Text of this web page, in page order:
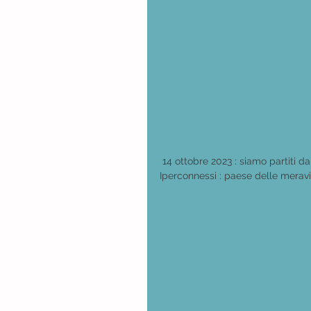
14 ottobre 2023 : siamo partiti
Iperconnessi : paese delle